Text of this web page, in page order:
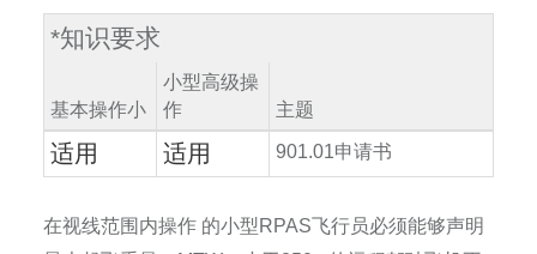
*知识要求
基本操作小
小型高级操
作
主题
适用 适用 901.01申请书
在视线范围内操作 的小型RPAS飞行员必须能够声明